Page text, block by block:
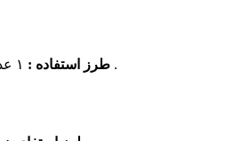
طرز استفاده : ۱ عدد سیب زمینی کوچک با پوست + ۱ عدد هویج کوچک را له کرده و با مقداری کمی شیر مخلوط کنید تا خمیر شود و روی پوست قرار دهید و وبعد از ۳۰ دقیقه شستشو دهید .